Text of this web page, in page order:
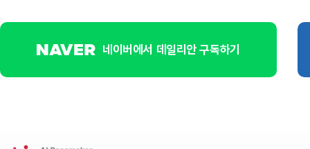
네이버에서 데일리안 구독하기